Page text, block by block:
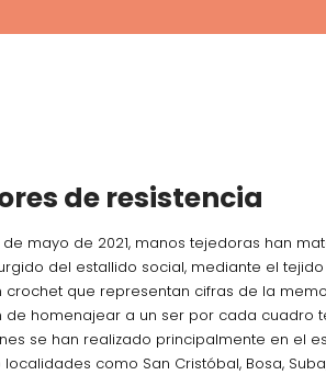
de resistencia
mayo de 2021, manos tejedoras han
del estallido social, mediante el
crochet que representan cifras de la
de homenajear a un ser por cada cuadro
se han realizado principalmente en el
como San Cristóbal, Bosa,